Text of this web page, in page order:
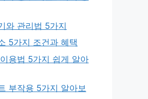
와 관리법 5가지
5가지 조건과 혜택
용법 5가지 쉽게 알아
부작용 5가지 알아보